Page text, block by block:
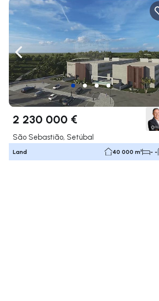
rechts navigieren
Nach links navigieren
2 230 000 €
São Sebastião, Setúbal
Land 40 000 m² - -